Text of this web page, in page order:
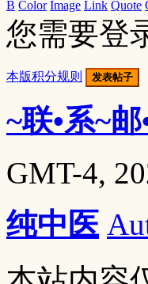
B Color Image Link Quote
您需要登
本版积分规则 发表帖子
~联•系~邮
GMT-4,
纯中医